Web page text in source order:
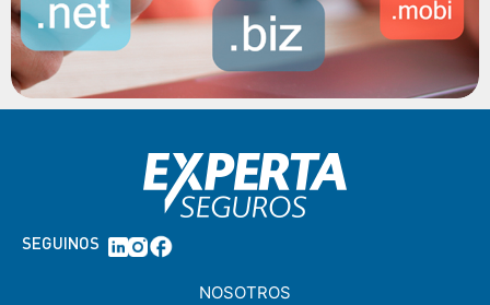
SEGUINOS
NOSOTROS